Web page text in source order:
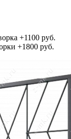
+1100 руб.
+1800 руб.